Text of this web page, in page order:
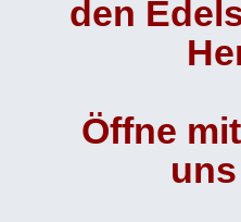
den
Öffne